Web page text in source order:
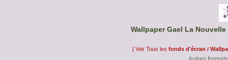
Wallpaper Gael La
[ Voir Tous les fonds d'écran /